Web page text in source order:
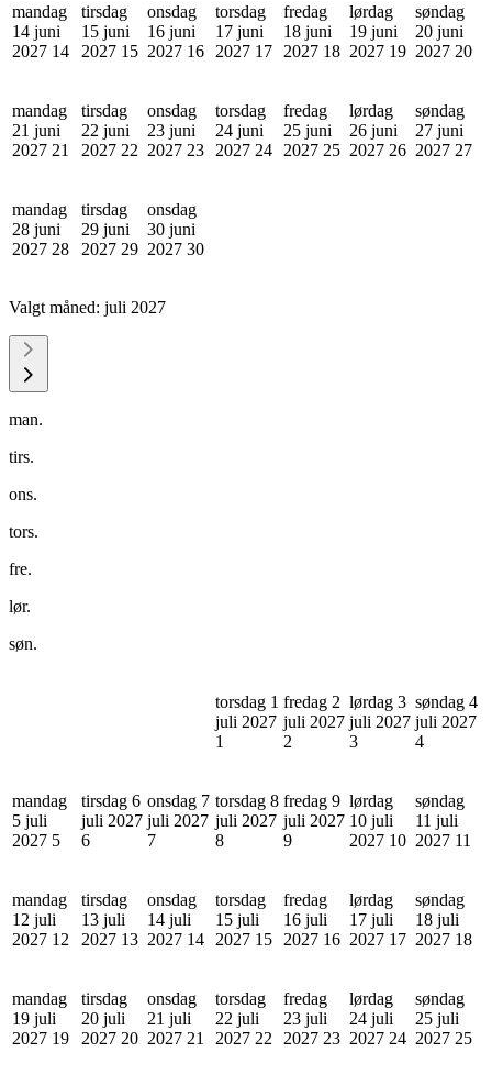
mandag
14 juni
2027 14
tirsdag
15 juni
2027 15
onsdag
16 juni
2027 16
torsdag
17 juni
2027 17
fredag
18 juni
2027 18
lørdag
19 juni
2027 19
søndag
20 juni
2027 20
mandag
21 juni
2027 21
tirsdag
22 juni
2027 22
onsdag
23 juni
2027 23
torsdag
24 juni
2027 24
fredag
25 juni
2027 25
lørdag
26 juni
2027 26
søndag
27 juni
2027 27
mandag
28 juni
2027 28
tirsdag
29 juni
2027 29
onsdag
30 juni
2027 30
Valgt måned: juli 2027
man.
tirs.
ons.
tors.
fre.
lør.
søn.
torsdag 1
juli 2027
1
fredag 2
juli 2027
2
lørdag 3
juli 2027
3
søndag 4
juli 2027
4
mandag
5 juli
2027 5
tirsdag 6
juli 2027
6
onsdag 7
juli 2027
7
torsdag 8
juli 2027
8
fredag 9
juli 2027
9
lørdag
10 juli
2027 10
søndag
11 juli
2027 11
mandag
12 juli
2027 12
tirsdag
13 juli
2027 13
onsdag
14 juli
2027 14
torsdag
15 juli
2027 15
fredag
16 juli
2027 16
lørdag
17 juli
2027 17
søndag
18 juli
2027 18
mandag
19 juli
2027 19
tirsdag
20 juli
2027 20
onsdag
21 juli
2027 21
torsdag
22 juli
2027 22
fredag
23 juli
2027 23
lørdag
24 juli
2027 24
søndag
25 juli
2027 25